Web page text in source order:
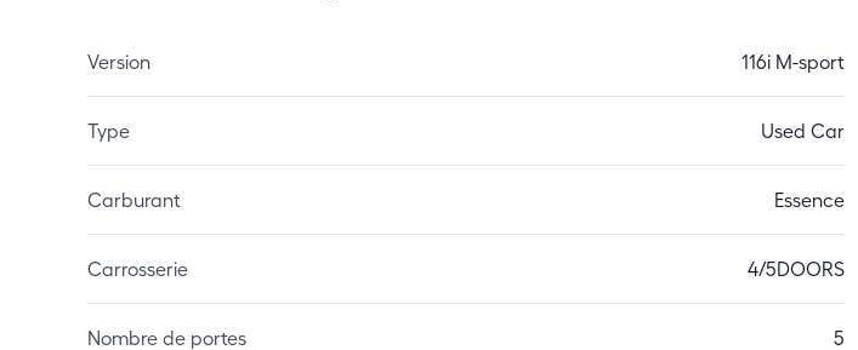
Version 116i M-sport
Type Used Car
Carburant Essence
Carrosserie 4/5DOORS
Nombre de portes 5